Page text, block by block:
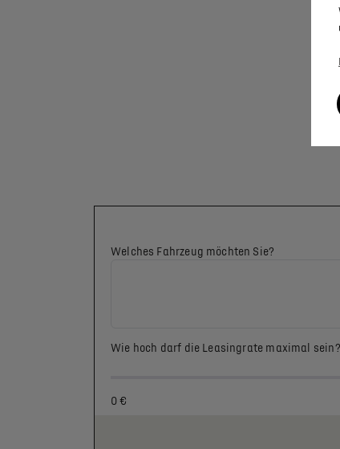
Welches Fahrzeug möchten Sie?
Wie hoch darf die Leasingrate maximal sein?
0 €